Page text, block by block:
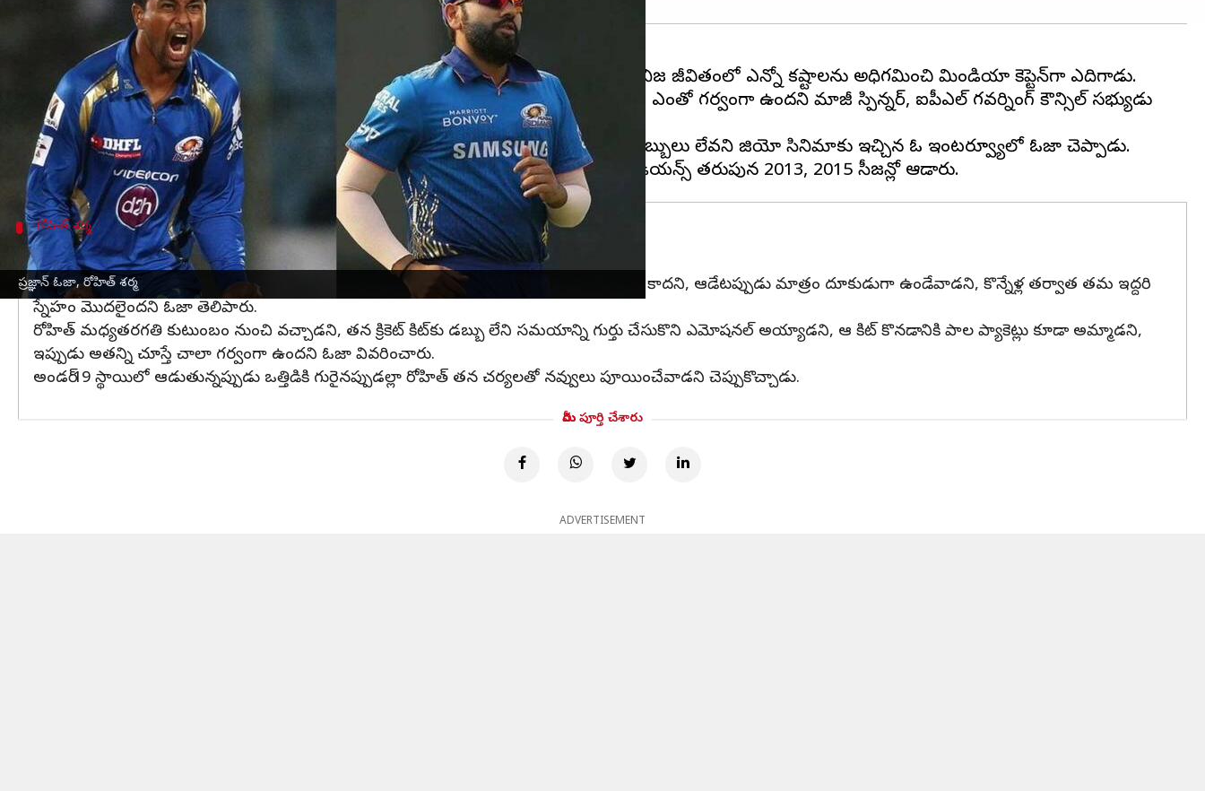
ప్రజ్ఞాన్ ఓజా, రోహిత్ శర్మ
ఈ వార్తాకథనం ఏంటి
టీమిండియాకెప్టెన్ రోహిత్ శర్మఎంత కష్టపడి పైకొచ్చాడో చాలామందికి తెలియదు. రోహిత్‌శర్మ నిజ జీవితంలో ఎన్నో కష్టాలను అధిగమించి టీమిండియా కెప్టెన్‌గా ఎదిగాడు.
ఒకానొక దశలో క్రికెట్ కిట్ కోసం పాల ప్యాకెట్లను అమ్మిన రోహిత్, టీమిండియా కెప్టెన్‌గా ఎదగడం ఎంతో గర్వంగా ఉందని మాజీ స్పిన్నర్, ఐపీఎల్ గవర్నింగ్ కౌన్సిల్ సభ్యుడు
ప్రజ్ఞాన్ ఓజా తెలిపారు.
మిడిల్ క్లాస్ ఫ్యామిలీకి చెందిన రోహిత్‌శర్మ‌కు కెరీర్ ప్రారంభంలో క్రికెట్ కిట్ కొనేందుకు కూడా డబ్బులు లేవని జియో సినిమాకు ఇచ్చిన ఓ ఇంటర్వ్యూలో ఓజా చెప్పాడు.
రోహిత్ శర్మ
రోహిత్ శర్మను చూస్తే గర్వంగా ఉంది
అండర్-15 నేషనల్ క్యాంపులో తొలిసారి రోహిత్ శర్మను కలిశానని, ఎవరితోనూ అతను మాట్లాడేవాడు కాదని, ఆడేటప్పుడు మాత్రం దూకుడుగా ఉండేవాడని, కొన్నేళ్ల తర్వాత తమ ఇద్దరి
స్నేహం మొదలైందని ఓజా తెలిపారు.
రోహిత్ మధ్యతరగతి కుటుంబం నుంచి వచ్చాడని, తన క్రికెట్ కిట్‌కు డబ్బు లేని సమయాన్ని గుర్తు చేసుకొని ఎమోషనల్ అయ్యాడని, ఆ కిట్ కొనడానికి పాల ప్యాకెట్లు కూడా అమ్మాడని,
ఇప్పుడు అతన్ని చూస్తే చాలా గర్వంగా ఉందని ఓజా వివరించారు.
అండర్ 19 స్థాయిలో ఆడుతున్నప్పుడు ఒత్తిడికి గురైనప్పుడల్లా రోహిత్ తన చర్యలతో నవ్వులు పూయించేవాడని చెప్పుకొచ్చాడు.
మీరు పూర్తి చేశారు
ADVERTISEMENT